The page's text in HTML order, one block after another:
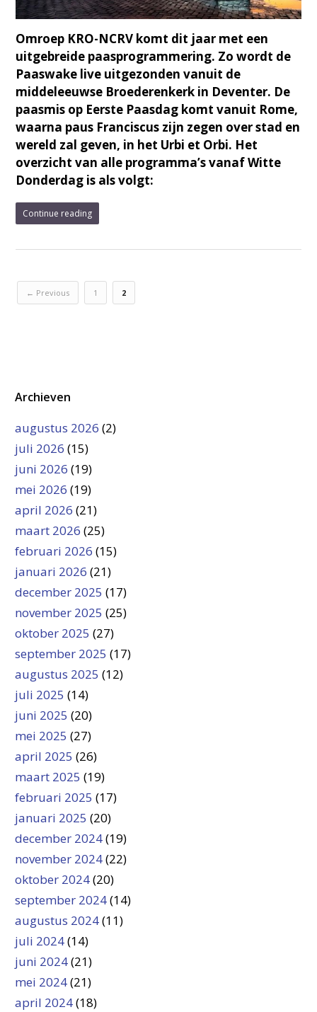
Omroep KRO-NCRV komt dit jaar met een
uitgebreide paasprogrammering. Zo wordt de
Paaswake live uitgezonden vanuit de
middeleeuwse Broederenkerk in Deventer. De
paasmis op Eerste Paasdag komt vanuit Rome,
waarna paus Franciscus zijn zegen over stad en
wereld zal geven, in het Urbi et Orbi. Het
overzicht van alle programma’s vanaf Witte
Donderdag is als volgt:
Continue reading
← Previous 1 2
Archieven
augustus 2026 (2)
juli 2026 (15)
juni 2026 (19)
mei 2026 (19)
april 2026 (21)
maart 2026 (25)
februari 2026 (15)
januari 2026 (21)
december 2025 (17)
november 2025 (25)
oktober 2025 (27)
september 2025 (17)
augustus 2025 (12)
juli 2025 (14)
juni 2025 (20)
mei 2025 (27)
april 2025 (26)
maart 2025 (19)
februari 2025 (17)
januari 2025 (20)
december 2024(19)
november 2024(22)
oktober 2024(20)
september 2024(14)
augustus 2024(11)
juli 2024(14)
juni 2024(21)
mei 2024(21)
april 2024(18)